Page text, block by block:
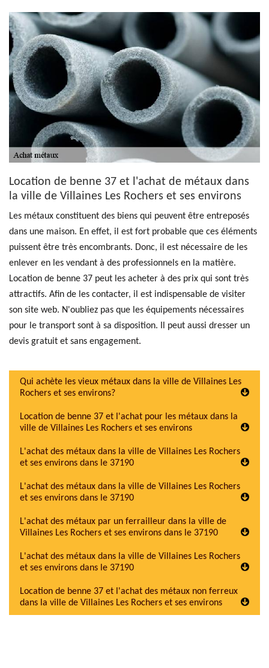
Location de benne 37 et l'achat de métaux dans
la ville de Villaines Les Rochers et ses environs
Les métaux constituent des biens qui peuvent être entreposés
dans une maison. En effet, il est fort probable que ces éléments
puissent être très encombrants. Donc, il est nécessaire de les
enlever en les vendant à des professionnels en la matière.
Location de benne 37 peut les acheter à des prix qui sont très
attractifs. Afin de les contacter, il est indispensable de visiter
son site web. N'oubliez pas que les équipements nécessaires
pour le transport sont à sa disposition. Il peut aussi dresser un
devis gratuit et sans engagement.
Qui achète les vieux métaux dans la ville de Villaines Les
Rochers et ses environs?
Location de benne 37 et l'achat pour les métaux dans la
ville de Villaines Les Rochers et ses environs
L'achat des métaux dans la ville de Villaines Les Rochers
et ses environs dans le 37190
L'achat des métaux dans la ville de Villaines Les Rochers
et ses environs dans le 37190
L'achat des métaux par un ferrailleur dans la ville de
Villaines Les Rochers et ses environs dans le 37190
L'achat des métaux dans la ville de Villaines Les Rochers
et ses environs dans le 37190
Location de benne 37 et l'achat des métaux non ferreux
dans la ville de Villaines Les Rochers et ses environs